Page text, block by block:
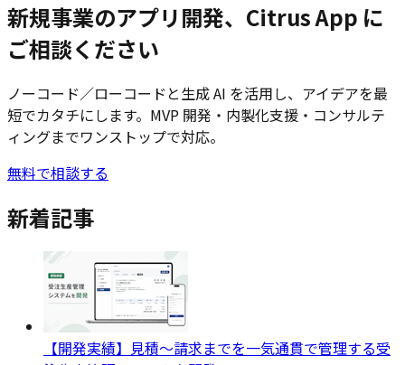
新規事業のアプリ開発、Citrus App に
ご相談ください
ノーコード／ローコードと生成 AI を活用し、アイデアを最
短でカタチにします。MVP 開発・内製化支援・コンサルテ
ィングまでワンストップで対応。
無料で相談する
新着記事
【開発実績】見積〜請求までを一気通貫で管理する受